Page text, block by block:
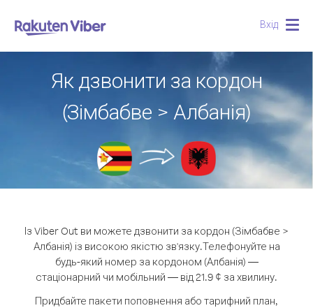
Вхід
Як дзвонити за кордон
(Зімбабве > Албанія)
Із Viber Out ви можете дзвонити за кордон (Зімбабве >
Албанія) із високою якістю зв'язку.Телефонуйте на
будь-який номер за кордоном (Албанія) —
стаціонарний чи мобільний — від 21.9 ¢ за хвилину.
Придбайте пакети поповнення або тарифний план,